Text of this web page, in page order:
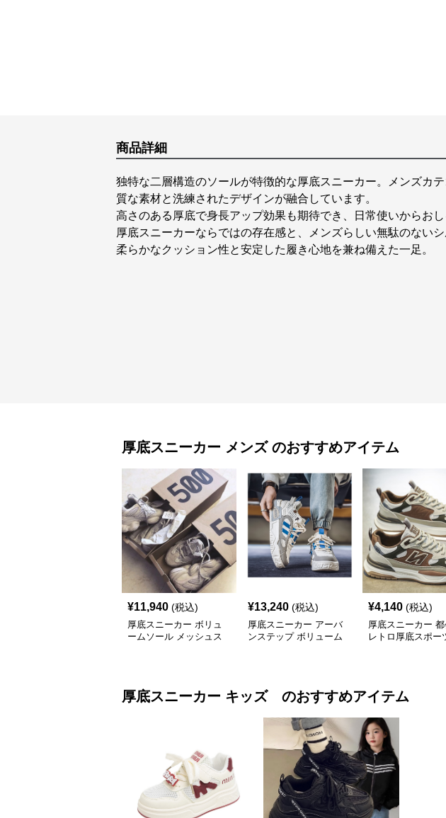
商品詳細
独特な二層構造のソールが特徴的な厚底スニーカー。メンズカ
質な素材と洗練されたデザインが融合しています。
高さのある厚底で身長アップ効果も期待でき、日常使いからおし
厚底スニーカーならではの存在感と、メンズらしい無駄のないシ
柔らかなクッション性と安定した履き心地を兼ね備えた一足。
厚底スニーカー メンズ のおすすめアイテム
¥11,940 (税込)
厚底スニーカー ボリュ
ームソール メッシュス
¥13,240 (税込)
厚底スニーカー アーバ
ンステップ ボリューム
¥4,140 (税込)
厚底スニーカー 都
レトロ厚底スポー
厚底スニーカー キッズ のおすすめアイテム